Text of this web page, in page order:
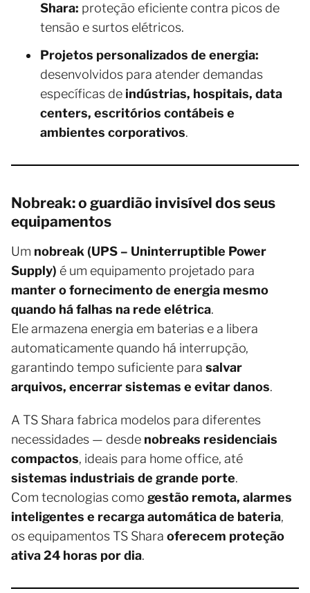
Shara: proteção eficiente contra picos de
tensão e surtos elétricos.
Projetos personalizados de energia:
desenvolvidos para atender demandas
específicas de indústrias, hospitais, data
centers, escritórios contábeis e
ambientes corporativos.
Nobreak: o guardião invisível dos seus
equipamentos
Um nobreak (UPS – Uninterruptible Power
Supply) é um equipamento projetado para
manter o fornecimento de energia mesmo
quando há falhas na rede elétrica.
Ele armazena energia em baterias e a libera
automaticamente quando há interrupção,
garantindo tempo suficiente para salvar
arquivos, encerrar sistemas e evitar danos.
A TS Shara fabrica modelos para diferentes
necessidades — desde nobreaks residenciais
compactos, ideais para home office, até
sistemas industriais de grande porte.
Com tecnologias como gestão remota, alarmes
inteligentes e recarga automática de bateria,
os equipamentos TS Shara oferecem proteção
ativa 24 horas por dia.